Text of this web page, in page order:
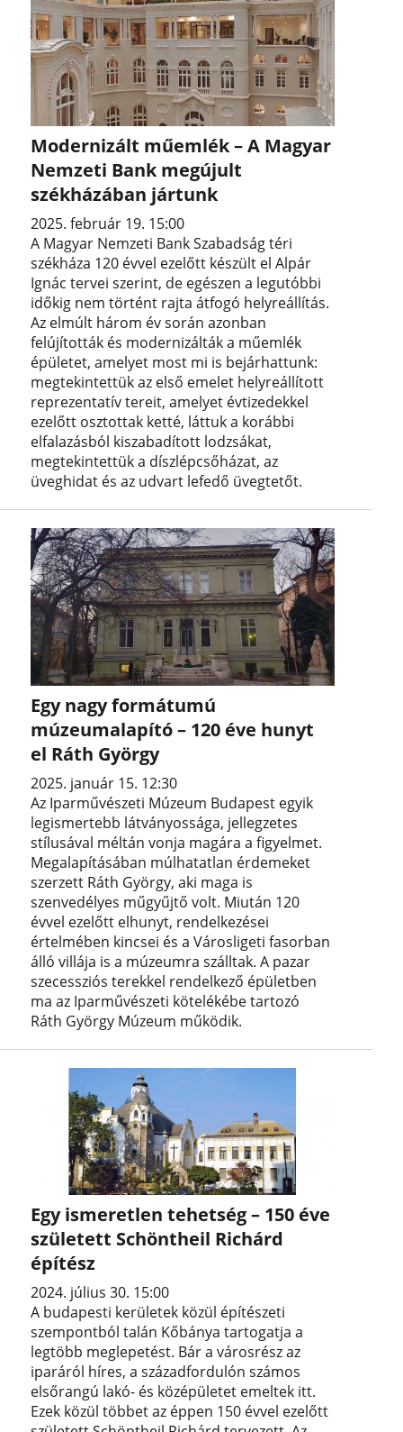
Modernizált műemlék – A Magyar
Nemzeti Bank megújult
székházában jártunk
2025. február 19. 15:00
A Magyar Nemzeti Bank Szabadság téri
székháza 120 évvel ezelőtt készült el Alpár
Ignác tervei szerint, de egészen a legutóbbi
időkig nem történt rajta átfogó helyreállítás.
Az elmúlt három év során azonban
felújították és modernizálták a műemlék
épületet, amelyet most mi is bejárhattunk:
megtekintettük az első emelet helyreállított
reprezentatív tereit, amelyet évtizedekkel
ezelőtt osztottak ketté, láttuk a korábbi
elfalazásból kiszabadított lodzsákat,
megtekintettük a díszlépcsőházat, az
üveghidat és az udvart lefedő üvegtetőt.
Egy nagy formátumú
múzeumalapító – 120 éve hunyt
el Ráth György
2025. január 15. 12:30
Az Iparművészeti Múzeum Budapest egyik
legismertebb látványossága, jellegzetes
stílusával méltán vonja magára a figyelmet.
Megalapításában múlhatatlan érdemeket
szerzett Ráth György, aki maga is
szenvedélyes műgyűjtő volt. Miután 120
évvel ezelőtt elhunyt, rendelkezései
értelmében kincsei és a Városligeti fasorban
álló villája is a múzeumra szálltak. A pazar
szecessziós terekkel rendelkező épületben
ma az Iparművészeti kötelékébe tartozó
Ráth György Múzeum működik.
Egy ismeretlen tehetség – 150 éve
született Schöntheil Richárd
építész
2024. július 30. 15:00
A budapesti kerületek közül építészeti
szempontból talán Kőbánya tartogatja a
legtöbb meglepetést. Bár a városrész az
iparáról híres, a századfordulón számos
elsőrangú lakó- és középületet emeltek itt.
Ezek közül többet az éppen 150 évvel ezelőtt